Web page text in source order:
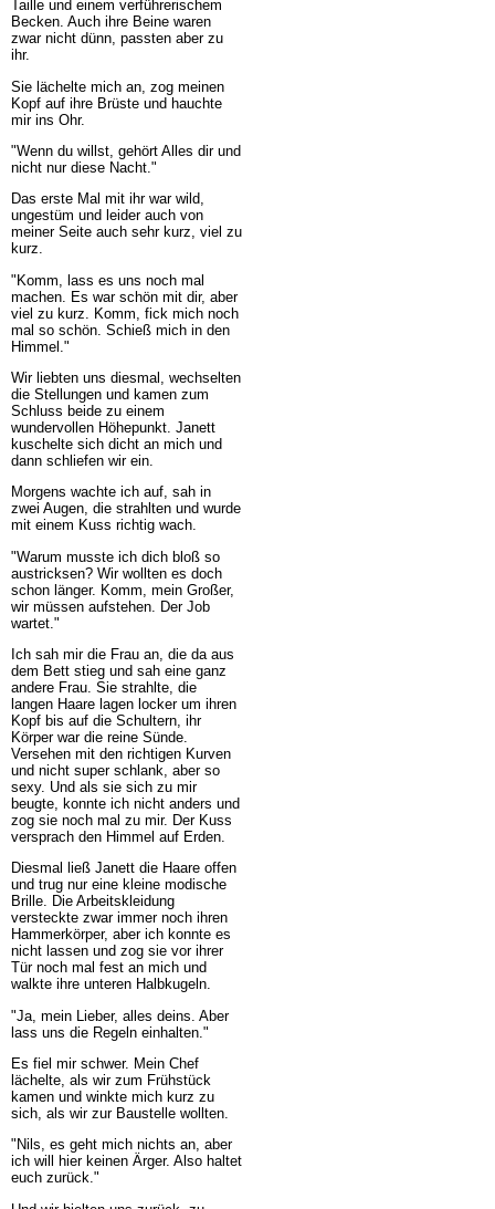
Taille und einem verführerischem
Becken. Auch ihre Beine waren
zwar nicht dünn, passten aber zu
ihr.
Sie lächelte mich an, zog meinen
Kopf auf ihre Brüste und hauchte
mir ins Ohr.
"Wenn du willst, gehört Alles dir und
nicht nur diese Nacht."
Das erste Mal mit ihr war wild,
ungestüm und leider auch von
meiner Seite auch sehr kurz, viel zu
kurz.
"Komm, lass es uns noch mal
machen. Es war schön mit dir, aber
viel zu kurz. Komm, fick mich noch
mal so schön. Schieß mich in den
Himmel."
Wir liebten uns diesmal, wechselten
die Stellungen und kamen zum
Schluss beide zu einem
wundervollen Höhepunkt. Janett
kuschelte sich dicht an mich und
dann schliefen wir ein.
Morgens wachte ich auf, sah in
zwei Augen, die strahlten und wurde
mit einem Kuss richtig wach.
"Warum musste ich dich bloß so
austricksen? Wir wollten es doch
schon länger. Komm, mein Großer,
wir müssen aufstehen. Der Job
wartet."
Ich sah mir die Frau an, die da aus
dem Bett stieg und sah eine ganz
andere Frau. Sie strahlte, die
langen Haare lagen locker um ihren
Kopf bis auf die Schultern, ihr
Körper war die reine Sünde.
Versehen mit den richtigen Kurven
und nicht super schlank, aber so
sexy. Und als sie sich zu mir
beugte, konnte ich nicht anders und
zog sie noch mal zu mir. Der Kuss
versprach den Himmel auf Erden.
Diesmal ließ Janett die Haare offen
und trug nur eine kleine modische
Brille. Die Arbeitskleidung
versteckte zwar immer noch ihren
Hammerkörper, aber ich konnte es
nicht lassen und zog sie vor ihrer
Tür noch mal fest an mich und
walkte ihre unteren Halbkugeln.
"Ja, mein Lieber, alles deins. Aber
lass uns die Regeln einhalten."
Es fiel mir schwer. Mein Chef
lächelte, als wir zum Frühstück
kamen und winkte mich kurz zu
sich, als wir zur Baustelle wollten.
"Nils, es geht mich nichts an, aber
ich will hier keinen Ärger. Also haltet
euch zurück."